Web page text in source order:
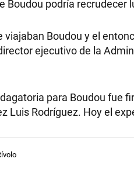
Boudou podría recrudecer
viajaban Boudou y el
ejecutivo de la
para Boudou fue
Luis Rodríguez. Hoy el